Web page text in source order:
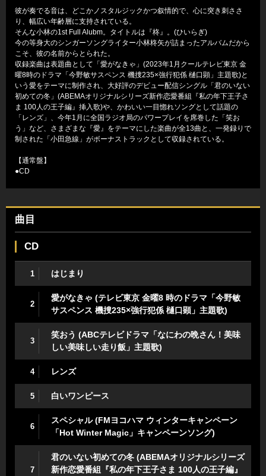
彼が奏でる音は、どこかノスタルジックかつ叙情的で、心に突き刺ささ
り、幅広い年齢層に支持されている。
そんな小林の1st Full Alubm。タイトルは『柊』。(ひいらぎ)
今の等身大のシンガーソングライター小林柊矢が詰まったアルバムだから
こそ、彼の名前からとられた。
収録楽曲は表題曲として「愛がなきゃ」(2023年1月クールテレビ東京 金
曜8時のドラマ「今野敏サスペンス 機捜235×強行犯係 樋口顕」主題歌)と
いう愛をテーマに制作され、大好評のデビュー配信シングル「君のいない
初めての冬」(ABEMAオリジナルシリーズ新作恋愛番組『私の年下王子さ
ま 100人の王子編』挿⼊歌)や、かわいい一目惚れソングとして話題の
「レンズ」、今年1月に全国ラジオ局のパワープレイを席巻した「笑お
う」など、さまざまな『愛』をテーマにした楽曲が全13曲と、一発録りで
制された「小田急線」がボーナストラックとして収録されている。
【通常盤】
●CD
曲目
CD
1 はじまり
2
愛がなきゃ (テレビ東京 金曜8 時のドラマ「今野敏
サスペンス 機捜235×強行犯係 樋口顕」主題歌)
3
笑おう (ABCテレビドラマ「なにわの晩さん！美味
しい美味しい走り飯」主題歌)
4 レンズ
5 白いワンピース
6
スペシャル (FMヨコハマ ウィンターキャンペーン
「Hot Winter Magic」キャンペーンソング)
7
君のいない初めての冬 (ABEMAオリジナルシリーズ
新作恋愛番組『私の年下王子さま 100人の王子編』